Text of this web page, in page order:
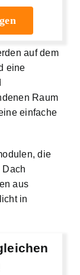
auf dem
eine
Raum
einfache
die
Dach
aus
in